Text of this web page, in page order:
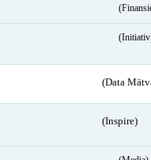
(Data
(Inspire)